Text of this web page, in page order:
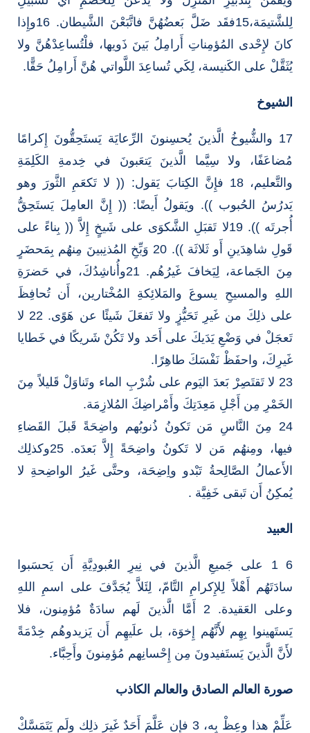
لِلشَّتيمَة،15فقَد ضَلَّ بَعضُهُنَّ فاتَّبَعْنَ الشَّيطان. 16وإِذا
كانَ لإِحْدى المُؤمِناتِ أَرامِلُ بَينَ ذَويها، فلْتُساعِدْهُنَّ ولا
يُثَقَّلْ على الكَنيسة، لِكَي تُساعِدَ اللَّواتي هُنَّ أَرامِلُ حَقًّا.
الشيوخ
17 والشُّيوخُ الَّذينَ يُحسِنونَ الرِّعايَة يَستَحِقُّونَ إِكرامًا
مُضاعَفًا، ولا سِيَّما الَّذينَ يَتعَبونَ في خِدمةِ الكَلِمَةِ
والتَّعليم، 18 فإِنَّ الكِتابَ يَقول: (( لا تَكعَمِ الثَّورَ وهو
يَدرُسُ الحُبوب )). ويَقولُ أَيضًا: (( إِنَّ العامِلَ يَستَحِقُّ
أُجرتَه )). 19لا تَقبَلِ الشَّكوَى على شَيخٍ إِلاَّ (( بِناءً على
قَولِ شاهِدَينِ أَو ثَلاثَة )). 20 وَبِّخِ المُذنِبينَ مِنهُم بِمَحضَرٍ
مِنَ الجَماعة، لِيَخافَ غَيرُهُم. 21وأُناشِدُكَ، في حَضرَةِ
اللهِ والمسيحِ يسوعَ والمَلائِكةِ المُخْتارين، أَن تُحافِظَ
على ذلِكَ من غَيرِ تَحَيُّزٍ ولا تَفعَلَ شَيئًا عن هَوًى. 22 لا
تَعجَلْ في وَضْعِ يَدَيكَ على أَحَد ولا تَكُنْ شَريكًا في خَطايا
غَيرِكَ، واحفَظْ نَفْسَكَ طاهِرًا.
23 لا تَقتَصِرْ بَعدَ اليَوم على شُرْبِ الماء وتَناوَلْ قَليلاً مِنَ
الخَمْرِ مِن أَجْلِ مَعِدَتِكَ وأَمْراضِكَ المُلازِمَة.
24 مِنَ النَّاسِ مَن تَكونُ ذُنوبُهم واضِحَةً قَبلَ القَضاءِ
فيها، ومِنهُم مَن لا تَكونُ واضِحَةً إِلاَّ بَعدَه. 25وكذلِك
الأَعمالُ الصَّالِحةُ تَبْدو واِضِحَة، وحتَّى غَيرُ الواضِحةِ لا
يُمكِنُ أَن تَبقى خَفِيَّة .
العبيد
6 1 على جَميعِ الَّذينَ في نِيرِ العُبودِيَّةِ أَن يَحسَبوا
سادَتَهُم أَهْلاً لِلإِكرامِ التَّامّ، لِئَلاَّ يُجَدَّفَ على اسمِ اللهِ
وعلى العَقيدة. 2 أَمَّا الَّذينَ لَهم سادَةٌ مُؤمِنون، فلا
يَستَهينوا بِهِم لأَنَّهُم إِخوَة، بل علَيهِم أَن يَزيدوهُم خِدْمَةً
لأَنَّ الَّذينَ يَستَفيدونَ مِن إِحْسانِهم مُؤمِنونَ وأَحِبَّاء.
صورة العالم الصادق والعالم الكاذب
عَلِّمْ هذا وعِظْ بِه، 3 فإِن عَلَّمَ أَحَدٌ غَيرَ ذلِك ولَم يَتَمَسَّكْ